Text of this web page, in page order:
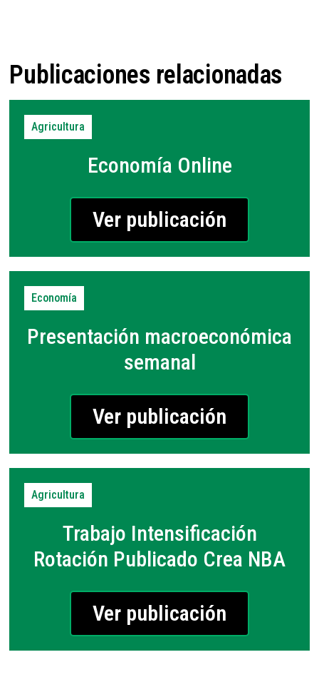
Agricultura
Economía Online
Ver publicación
Economía
Presentación macroeconómica
semanal
Ver publicación
Agricultura
Trabajo Intensificación
Rotación Publicado Crea NBA
Ver publicación
Publicaciones relacionadas